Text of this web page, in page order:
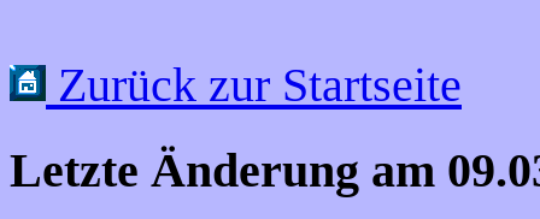
Zurück zur Startseite
Letzte Änderung am